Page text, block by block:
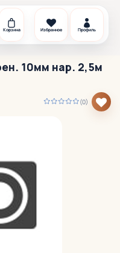
Корзина Избранное Профиль
10мм нар. 2,5м
(0)